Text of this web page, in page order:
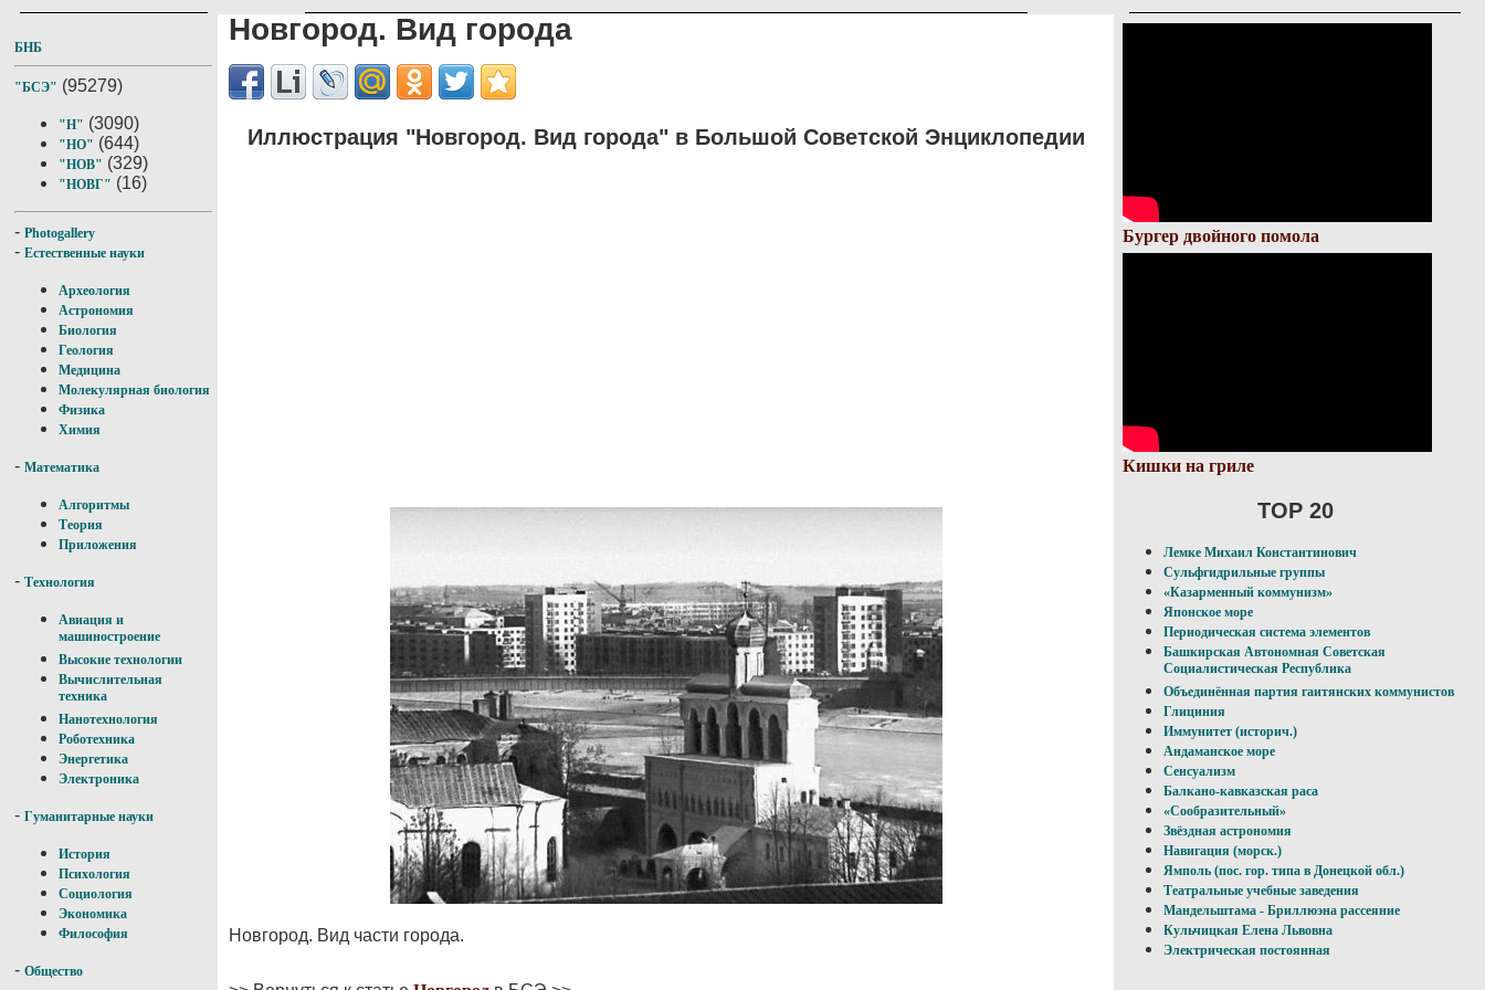
БНБ
"БСЭ" (95279)
"Н" (3090)
"НО" (644)
"НОВ" (329)
"НОВГ" (16)
- Photogallery
- Естественные науки
Археология
Астрономия
Биология
Геология
Медицина
Молекулярная биология
Физика
Химия
- Математика
Алгоритмы
Теория
Приложения
- Технология
Авиация и
машиностроение
Высокие технологии
Вычислительная
техника
Нанотехнология
Роботехника
Энергетика
Электроника
- Гуманитарные науки
История
Психология
Социология
Экономика
Философия
- Общество
Новгород. Вид города
Иллюстрация "Новгород. Вид города" в Большой Советской Энциклопедии
Новгород. Вид части города.
Бургер двойного помола
Кишки на гриле
TOP 20
Лемке Михаил Константинович
Сульфгидрильные группы
«Казарменный коммунизм»
Японское море
Периодическая система элементов
Башкирская Автономная Советская
Социалистическая Республика
Объединённая партия гаитянских коммунистов
Глициния
Иммунитет (историч.)
Андаманское море
Сенсуализм
Балкано-кавказская раса
«Сообразительный»
Звёздная астрономия
Навигация (морск.)
Ямполь (пос. гор. типа в Донецкой обл.)
Театральные учебные заведения
Мандельштама - Бриллюэна рассеяние
Кульчицкая Елена Львовна
Электрическая постоянная